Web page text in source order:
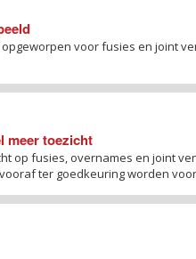
voor fusies en joint
meer toezicht
op fusies, overnames en joint
ter goedkeuring worden